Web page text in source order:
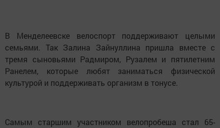
В Менделеевске велоспорт поддерживают целыми
семьями. Так Залина Зайнуллина пришла вместе с
тремя сыновьями Радмиром, Рузалем и пятилетним
Ранелем, которые любят заниматься физической
культурой и поддерживать организм в тонусе.
Самым старшим участником велопробеша стал 65-